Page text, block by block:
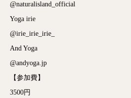
@naturalisland_official
Yoga irie
@irie_irie_irie_
And Yoga
@andyoga.jp
【参加費】
3500円